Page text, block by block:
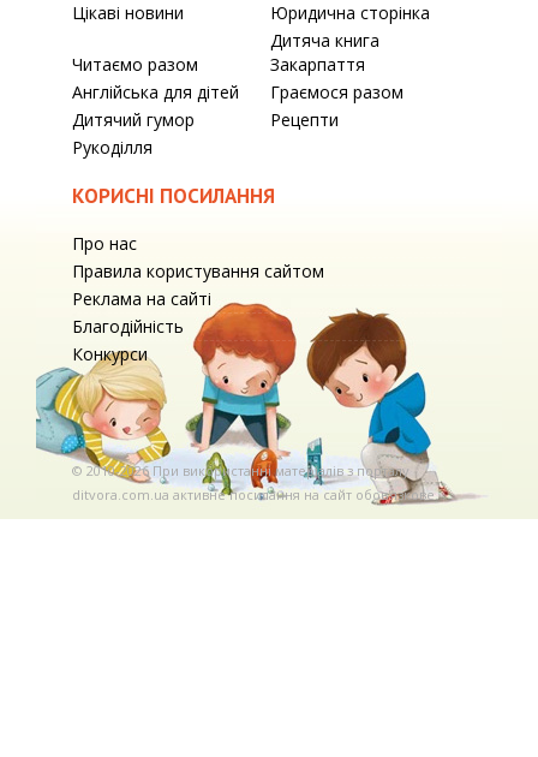
Цікаві новини
Юридична сторінка
Читаємо разом
Дитяча книга
Закарпаття
Англійська для дітей
Граємося разом
Дитячий гумор
Рецепти
Рукоділля
КОРИСНІ ПОСИЛАННЯ
Про нас
Правила користування сайтом
Реклама на сайті
Благодійність
Конкурси
© 2010-2026 При використаннi матерiалiв з порталу
ditvora.com.ua активне посилання на сайт обов'язкове. .